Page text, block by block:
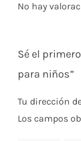
No hay
Sé el
para niños”
Tu dirección
Los campos